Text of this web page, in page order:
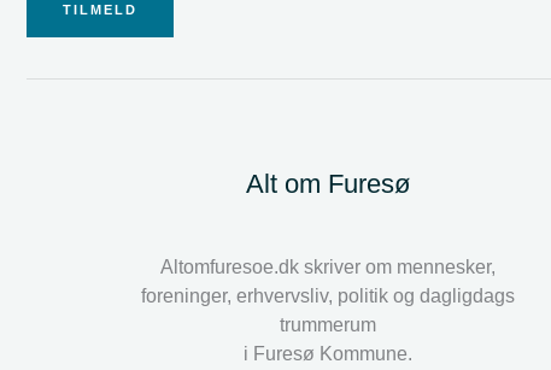
TILMELD
Alt om Furesø
Altomfuresoe.dk skriver om mennesker,
foreninger, erhvervsliv, politik og dagligdags
trummerum
i Furesø Kommune.